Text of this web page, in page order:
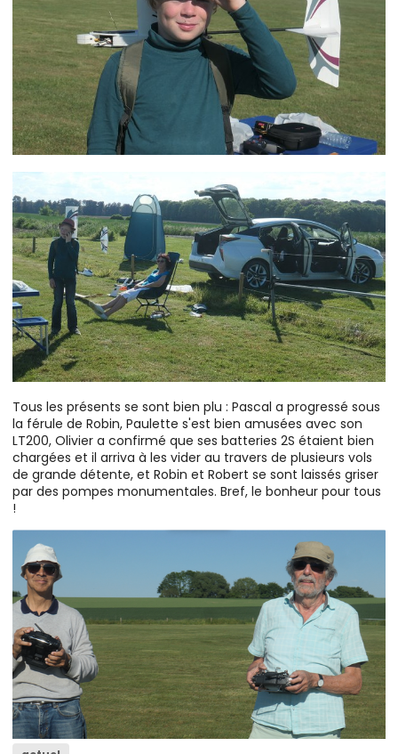
Tous les présents se sont bien plu : Pascal a progressé sous
la férule de Robin, Paulette s'est bien amusées avec son
LT200, Olivier a confirmé que ses batteries 2S étaient bien
chargées et il arriva à les vider au travers de plusieurs vols
de grande détente, et Robin et Robert se sont laissés griser
par des pompes monumentales. Bref, le bonheur pour tous
!